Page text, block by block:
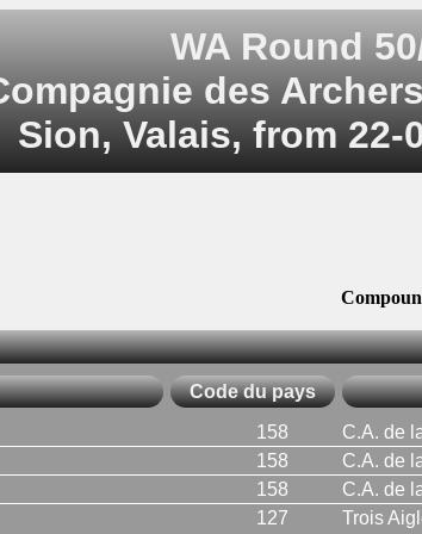
WA Round
des
Sion, Valais, from 22-
Code du pays
158 C.A. de
158 C.A. de
158 C.A. de
127 Trois